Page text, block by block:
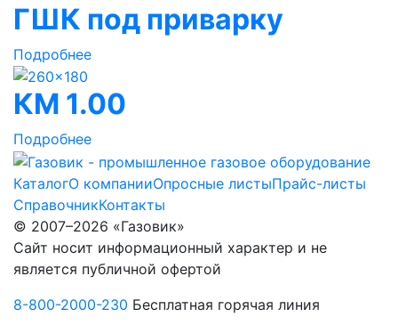
ГШК под приварку
Подробнее
КМ 1.00
Подробнее
КаталогО компанииОпросные листыПрайс-листы
СправочникКонтакты
© 2007–2026 «Газовик»
Сайт носит информационный характер и не
является публичной офертой
8-800-2000-230 Бесплатная горячая линия